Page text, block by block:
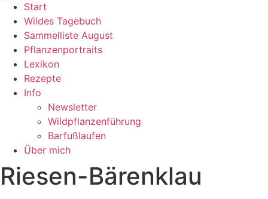
Start
Wildes Tagebuch
Sammelliste August
Pflanzenportraits
Lexikon
Rezepte
Info
Newsletter
Wildpflanzenführung
Barfußlaufen
Über mich
Riesen-Bärenklau